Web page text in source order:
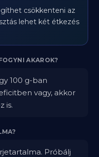
csökkenteni az
lehet két étkezés
AKAROK?
100 g-ban
vagy, akkor
is.
Próbálj